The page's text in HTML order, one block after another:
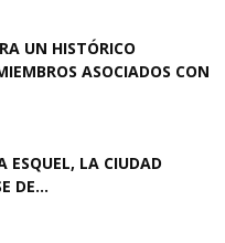
UN HISTÓRICO
ASOCIADOS CON
ESQUEL, LA CIUDAD
DE...